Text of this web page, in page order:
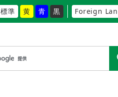
標準 黄 青 黒 Foreign